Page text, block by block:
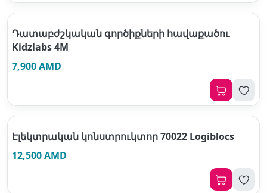
Դատաբժշկական գործիքների հավաքածու
Kidzlabs 4M
7,900 AMD
Էլեկտրական կոնստրուկտոր 70022 Logiblocs
12,500 AMD